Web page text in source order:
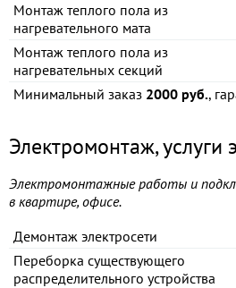
Монтаж теплого пола из
нагревательного мата
Монтаж теплого пола из
нагревательных секций
Минимальный заказ 2000 руб.,
Электромонтаж, услуги
Электромонтажные работы и
в квартире, офисе.
Демонтаж электросети
Переборка существующего
распределительного устройства